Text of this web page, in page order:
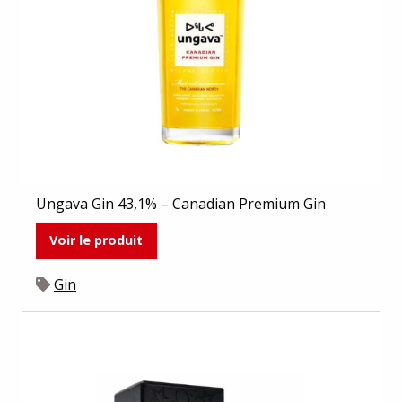
Ungava Gin 43,1% – Canadian Premium Gin
Voir le produit
Gin